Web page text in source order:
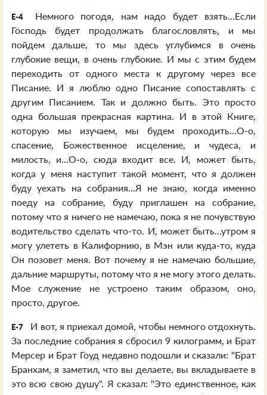
E-4
Немного погодя, нам надо будет взять...Если
Господь будет продолжать благословлять, и мы
пойдем дальше, то мы здесь углубимся в очень
глубокие вещи, в очень глубокие. И мы с этим будем
переходить от одного места к другому через все
Писание. И я люблю одно Писание сопоставлять с
другим Писанием. Так и должно быть. Это просто
одна большая прекрасная картина. И в этой Книге,
которую мы изучаем, мы будем проходить...О-о,
спасение, Божественное исцеление, и чудеса, и
милость, и...О-о, сюда входит все. И, может быть,
когда у меня наступит такой момент, что я должен
буду уехать на собрания...Я не знаю, когда именно
поеду на собрание, буду приглашен на собрание,
потому что я ничего не намечаю, пока я не почувствую
водительство сделать что-то. И, может быть...утром я
могу улететь в Калифорнию, в Мэн или куда-то, куда
Он позовет меня. Вот почему я не намечаю большие,
дальние маршруты, потому что я не могу этого делать.
Мое служение не устроено таким образом, оно,
просто, другое.
E-7
И вот, я приехал домой, чтобы немного отдохнуть.
За последние собрания я сбросил 9 килограмм, и Брат
Мерсер и Брат Гоуд недавно подошли и сказали: "Брат
Бранхам, я заметил, что вы делаете, вы вкладываете в
это всю свою душу". Я сказал: "Это единственное, как